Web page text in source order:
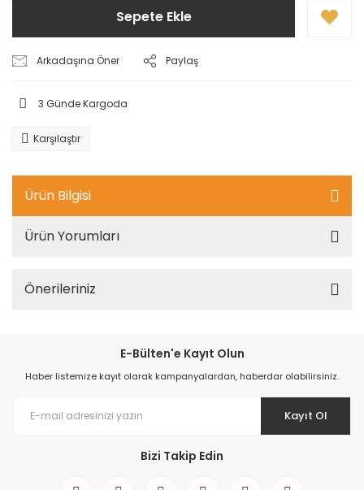
Sepete Ekle
Arkadaşına Öner Paylaş
3 Günde Kargoda
Karşılaştır
Ürün Bilgisi
Ürün Yorumları
Önerileriniz
E-Bülten'e Kayıt Olun
Haber listemize kayıt olarak kampanyalardan, haberdar olabilirsiniz.
Kayıt Ol
Bizi Takip Edin